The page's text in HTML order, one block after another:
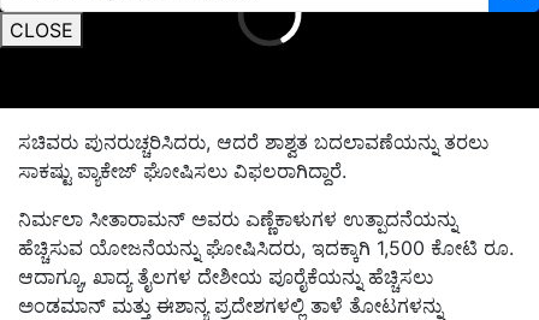
CLOSE
ಸಚಿವರು ಪುನರುಚ್ಚರಿಸಿದರು, ಆದರೆ ಶಾಶ್ವತ ಬದಲಾವಣೆಯನ್ನು ತರಲು
ಸಾಕಷ್ಟು ಪ್ಯಾಕೇಜ್ ಘೋಷಿಸಲು ವಿಫಲರಾಗಿದ್ದಾರೆ.
ನಿರ್ಮಲಾ ಸೀತಾರಾಮನ್ ಅವರು ಎಣ್ಣೆಕಾಳುಗಳ ಉತ್ಪಾದನೆಯನ್ನು
ಹೆಚ್ಚಿಸುವ ಯೋಜನೆಯನ್ನು ಘೋಷಿಸಿದರು, ಇದಕ್ಕಾಗಿ 1,500 ಕೋಟಿ ರೂ.
ಆದಾಗ್ಯೂ, ಖಾದ್ಯ ತೈಲಗಳ ದೇಶೀಯ ಪೂರೈಕೆಯನ್ನು ಹೆಚ್ಚಿಸಲು
ಅಂಡಮಾನ್ ಮತ್ತು ಈಶಾನ್ಯ ಪ್ರದೇಶಗಳಲ್ಲಿ ತಾಳೆ ತೋಟಗಳನ್ನು